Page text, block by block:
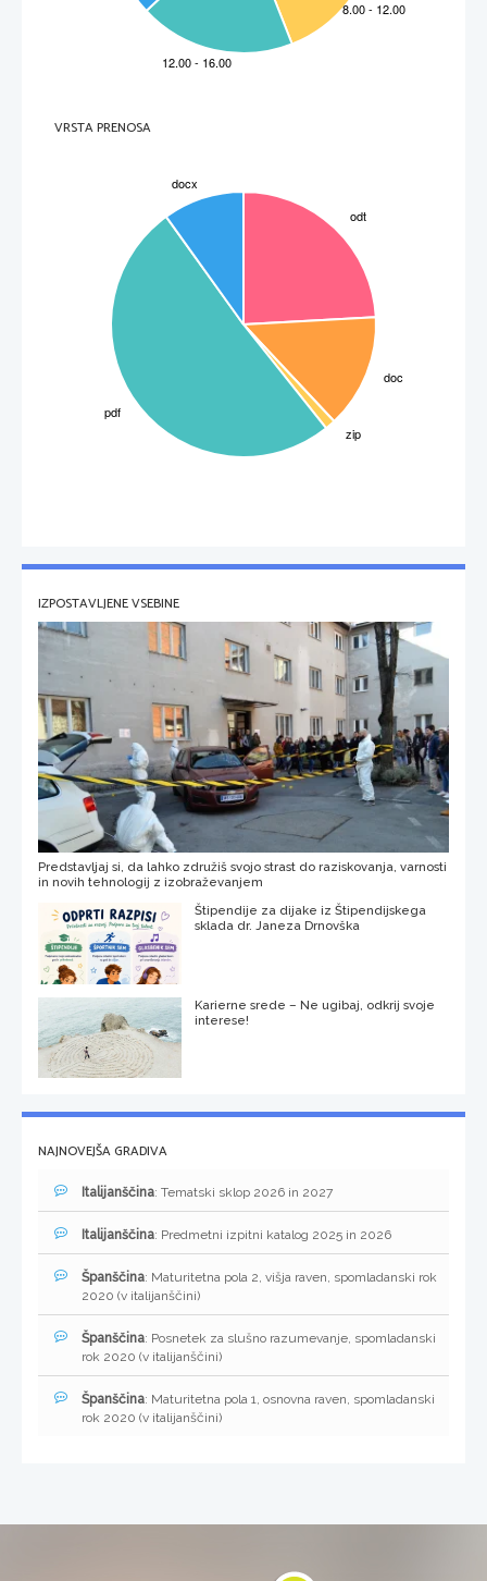
VRSTA PRENOSA
IZPOSTAVLJENE VSEBINE
Predstavljaj si, da lahko združiš svojo strast do raziskovanja, varnosti
in novih tehnologij z izobraževanjem
Štipendije za dijake iz Štipendijskega
sklada dr. Janeza Drnovška
Karierne srede – Ne ugibaj, odkrij svoje
interese!
NAJNOVEJŠA GRADIVA
Italijanščina: Tematski sklop 2026 in 2027
Italijanščina: Predmetni izpitni katalog 2025 in 2026
Španščina: Maturitetna pola 2, višja raven, spomladanski rok
2020 (v italijanščini)
Španščina: Posnetek za slušno razumevanje, spomladanski
rok 2020 (v italijanščini)
Španščina: Maturitetna pola 1, osnovna raven, spomladanski
rok 2020 (v italijanščini)